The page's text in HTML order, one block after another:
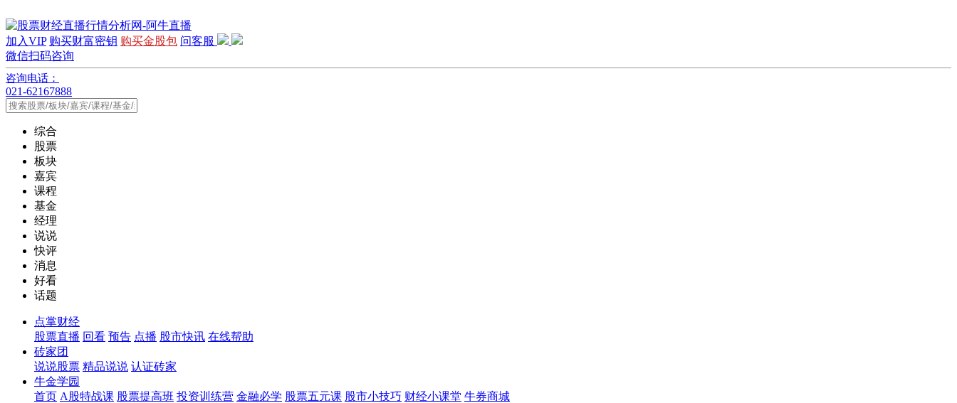
加入VIP 购买财富密钥 购买金股包 问客服
微信扫码咨询
咨询电话：
021-62167888
综合
股票
板块
嘉宾
课程
基金
经理
说说
快评
消息
好看
话题
点掌财经
股票直播 回看 预告 点播 股市快讯 在线帮助
砖家团
说说股票 精品说说 认证砖家
牛金学园
首页 A股特战课 股票提高班 投资训练营 金融必学 股票五元课 股市小技巧 财经小课堂 牛券商城